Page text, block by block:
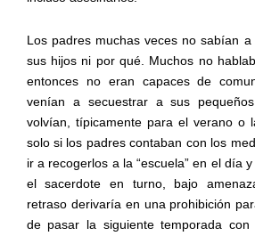
Los padres muchas veces no sabían
sus hijos ni por qué. Muchos no
entonces no eran capaces de
venían a secuestrar a sus
volvían, típicamente para el verano o
solo si los padres contaban con los
ir a recogerlos a la “escuela” en el día
el sacerdote en turno, bajo
retraso derivaría en una prohibición
de pasar la siguiente temporada